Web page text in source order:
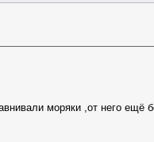
моряки ,от него ещё